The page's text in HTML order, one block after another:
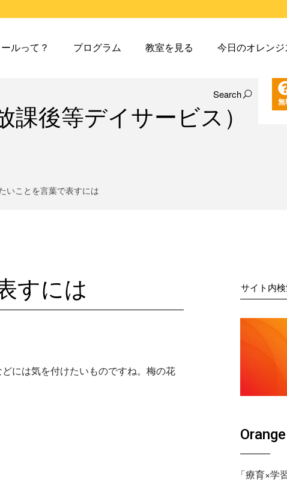
ルって？
ルとは
ルピコとは
プログラム
オレンジスクールのプログラム
オレンジスクールピコのプログラム
教室を見る
東戸塚教室
東戸塚第２教室
小岩教室
ピコ東戸塚教室
今日のオレン
今日の東戸塚教
今日の東戸塚第
今日の藤沢第２
今日のピコ東戸
Search
無
とは
オレンジスクールピコのプログラム
東戸塚第２教室
溝ノ口教室
あざみ野教室
今日の東戸塚第２教室
今日の東戸塚第４教室
今日の溝ノ口教室
今日のあざみ野教室
今日のピコ東戸塚教室
後等デイサービス）
いことを言葉で表すには
すには
には気を付けたいものですね。梅の花
索
「療育×学